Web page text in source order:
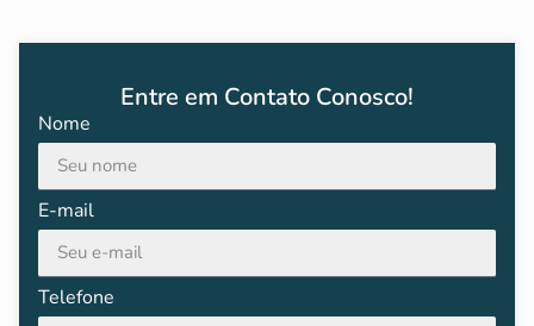
Entre em Contato Conosco!
Nome
E-mail
Telefone